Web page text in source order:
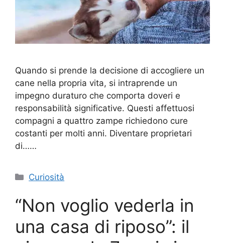
Quando si prende la decisione di accogliere un
cane nella propria vita, si intraprende un
impegno duraturo che comporta doveri e
responsabilità significative. Questi affettuosi
compagni a quattro zampe richiedono cure
costanti per molti anni. Diventare proprietari
di……
Categorie
Curiosità
“Non voglio vederla in
una casa di riposo”: il